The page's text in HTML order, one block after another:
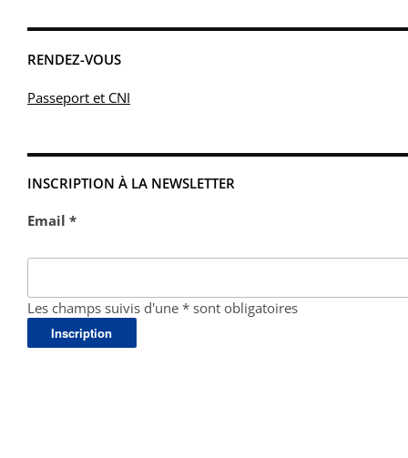
RENDEZ-VOUS
Passeport et CNI
INSCRIPTION À LA NEWSLETTER
Email *
Les champs suivis d'une * sont obligatoires